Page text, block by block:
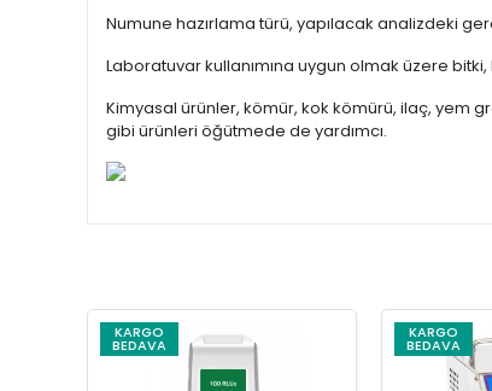
Numune hazırlama türü, yapılacak analizdeki
Laboratuvar kullanımına uygun olmak üzere
Kimyasal ürünler, kömür, kok kömürü, ilaç, yem
gibi ürünleri öğütmede de yardımcı.
KARGO
BEDAVA
KARGO
BEDAVA